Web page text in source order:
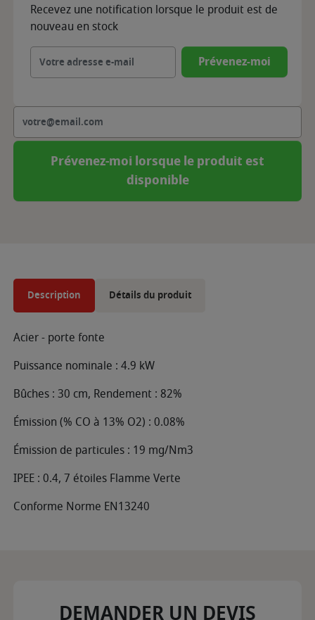
Recevez une notification lorsque le produit est de
nouveau en stock
Prévenez-moi
Prévenez-moi lorsque le produit est
disponible
Description Détails du produit
Acier - porte fonte
Puissance nominale : 4.9 kW
Bûches : 30 cm, Rendement : 82%
Émission (% CO à 13% O2) : 0.08%
Émission de particules : 19 mg/Nm3
IPEE : 0.4, 7 étoiles Flamme Verte
Conforme Norme EN13240
DEMANDER UN DEVIS